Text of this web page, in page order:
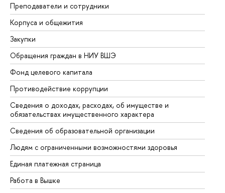
Преподаватели и сотрудники
Корпуса и общежития
Закупки
Обращения граждан в НИУ ВШЭ
Фонд целевого капитала
Противодействие коррупции
Сведения о доходах, расходах, об имуществе и
обязательствах имущественного характера
Сведения об образовательной организации
Людям с ограниченными возможностями здоровья
Единая платежная страница
Работа в Вышке